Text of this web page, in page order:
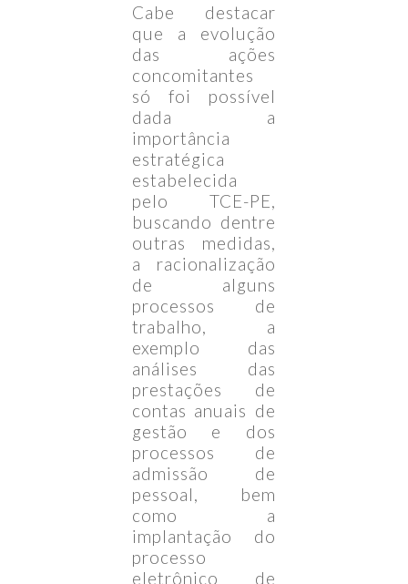
Cabe destacar
que a evolução
das ações
concomitantes
só foi possível
dada a
importância
estratégica
estabelecida
pelo TCE-PE,
buscando dentre
outras medidas,
a racionalização
de alguns
processos de
trabalho, a
exemplo das
análises das
prestações de
contas anuais de
gestão e dos
processos de
admissão de
pessoal, bem
como a
implantação do
processo
eletrônico de